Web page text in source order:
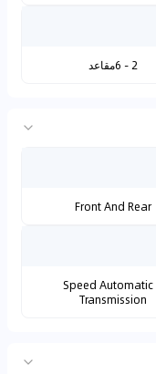
2 - 6مقاعد
Front And Rear
6 Speed Automatic
Transmission